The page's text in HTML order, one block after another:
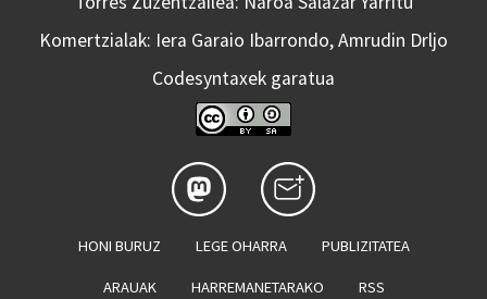
Komertzialak: Iera Garaio Ibarrondo, Amrudin Drljo
Codesyntaxek garatua
HONI BURUZ LEGE OHARRA PUBLIZITATEA
ARAUAK HARREMANETARAKO RSS